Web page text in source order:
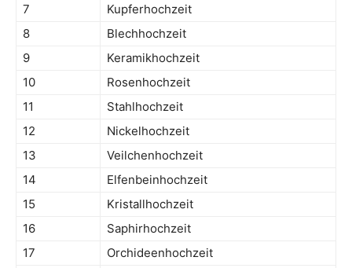
7
Kupferhochzeit
8
Blechhochzeit
9
Keramikhochzeit
10
Rosenhochzeit
11
Stahlhochzeit
12
Nickelhochzeit
13
Veilchenhochzeit
14
Elfenbeinhochzeit
15
Kristallhochzeit
16
Saphirhochzeit
17
Orchideenhochzeit